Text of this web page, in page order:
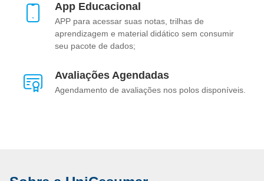
App Educacional
APP para acessar suas notas, trilhas de
aprendizagem e material didático sem consumir
seu pacote de dados;
Avaliações Agendadas
Agendamento de avaliações nos polos disponíveis.